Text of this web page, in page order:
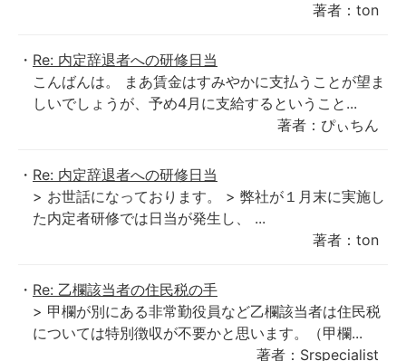
著者：ton
Re: 内定辞退者への研修日当
こんばんは。 まあ賃金はすみやかに支払うことが望ま
しいでしょうが、予め4月に支給するということ...
著者：ぴぃちん
Re: 内定辞退者への研修日当
> お世話になっております。 > 弊社が１月末に実施し
た内定者研修では日当が発生し、 ...
著者：ton
Re: 乙欄該当者の住民税の手
> 甲欄が別にある非常勤役員など乙欄該当者は住民税
については特別徴収が不要かと思います。（甲欄...
著者：Srspecialist